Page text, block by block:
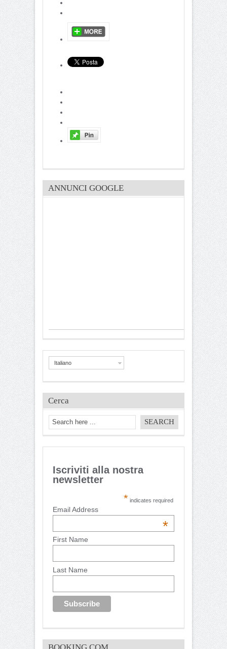
ANNUNCI GOOGLE
Italiano
Cerca
Iscriviti alla nostra
newsletter
* indicates required
Email Address
*
First Name
Last Name